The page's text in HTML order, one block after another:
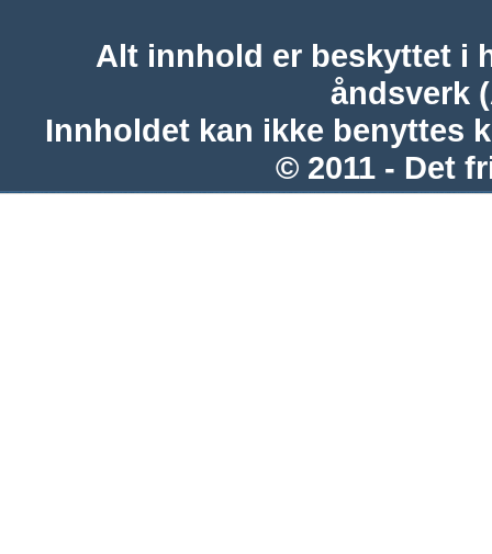
Alt innhold er beskyttet i
åndsverk
Innholdet kan ikke benyttes
© 2011 - Det